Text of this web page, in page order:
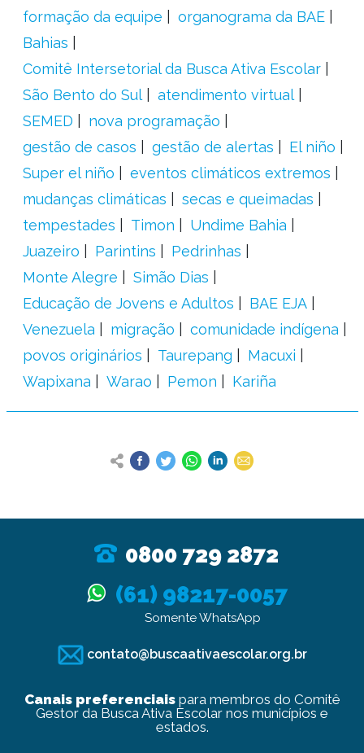
formação da equipe
organograma da BAE
Bahias
Comitê Intersetorial da Busca Ativa Escolar
São Bento do Sul
atendimento virtual
SEMED
nova programação
gestão de casos
gestão de alertas
El niño
Super el niño
eventos climáticos extremos
mudanças climáticas
secas e queimadas
tempestades
Timon
Undime Bahia
Juazeiro
Parintins
Pedrinhas
Monte Alegre
Simão Dias
Educação de Jovens e Adultos
BAE EJA
Venezuela
migração
comunidade indígena
povos originários
Taurepang
Macuxi
Wapixana
Warao Pemon Kariña
0800 729 2872
(61) 98217-0057
Somente WhatsApp
contato@buscaativaescolar.org.br
Canais preferenciaispara membros do Comitê
Gestor da Busca Ativa Escolar nos municípios e
estados.